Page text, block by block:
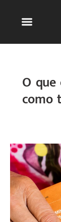
O
como